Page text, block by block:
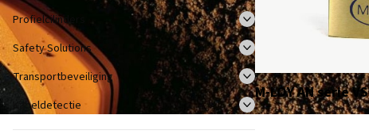
Profielcilinders
Safety Solutions
Transportbeveiliging
Kabeldetectie
M-LOY AN serie VS